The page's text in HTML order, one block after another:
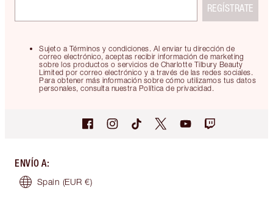
Sujeto a Términos y condiciones. Al enviar tu dirección de
correo electrónico, aceptas recibir información de marketing
sobre los productos o servicios de Charlotte Tilbury Beauty
Limited por correo electrónico y a través de las redes sociales.
Para obtener más información sobre cómo utilizamos tus datos
personales, consulta nuestra Política de privacidad.
REGÍSTRATE
ENVÍO A:
Spain (EUR €)